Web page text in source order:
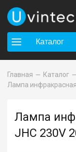
Каталог
Главная Каталог
Лампа инфракрасная
Лампа
JHC 230V